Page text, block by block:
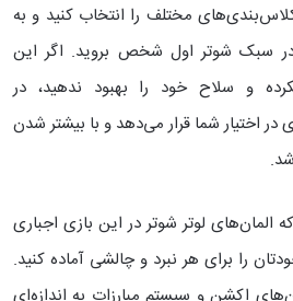
مختلف را انتخاب کنید و به
سبک شوتر اول شخص بروید. اگر این
و سلاح خود را بهبود ندهید، در
اختیار شما قرار می‌دهد و با بیشتر شدن
لوتر شوتر در این بازی اجباری
را برای هر نبرد و چالشی آماده کنید.